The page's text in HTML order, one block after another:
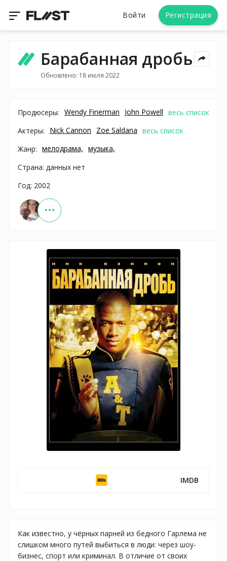
Войти Регистрация
Барабанная дробь
Обновлено: 18 июля 2022
Продюсеры: Wendy Finerman John Powell весь список
Актеры:
Nick Cannon Zoe Saldana весь список
Жанр: мелодрама, музыка,
Страна: данных нет
Год: 2002
IMDB
Как известно, у чёрных парней из бедного Гарлема не
слишком много путей выбиться в люди: через шоу-
бизнес, спорт или криминал. В отличие от своих